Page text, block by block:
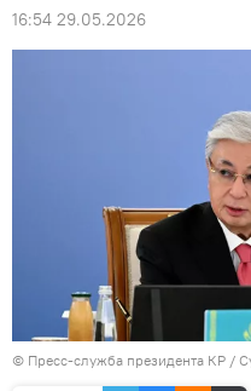
16:54 29.05.2026
© Пресс-служба президента КР /